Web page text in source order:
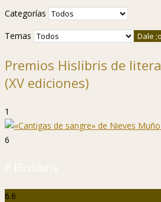
Categorías
Temas
Premios Hislibris de
(XV ediciones)
1
6
P. Hislibris
6.6